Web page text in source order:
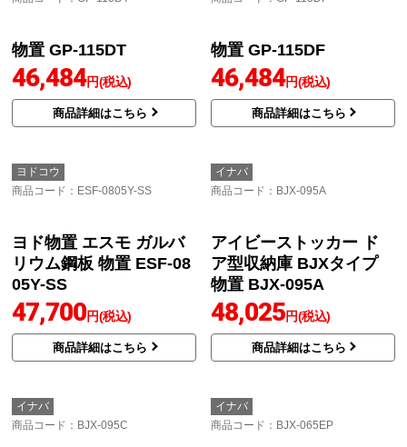
46,484円(税込)
商品詳細はこちら
46,484円(税込)
商品詳細はこちら
ヨドコウ
商品コード：ESF-0805Y-SS
イナバ
商品コード：BJX-095A